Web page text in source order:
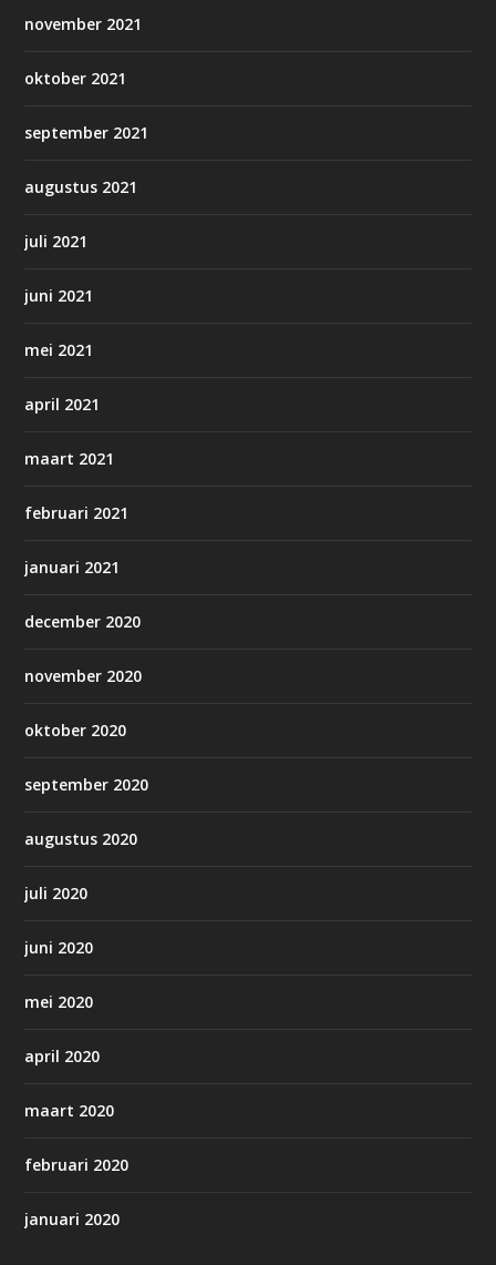
november 2021
oktober 2021
september 2021
augustus 2021
juli 2021
juni 2021
mei 2021
april 2021
maart 2021
februari 2021
januari 2021
december 2020
november 2020
oktober 2020
september 2020
augustus 2020
juli 2020
juni 2020
mei 2020
april 2020
maart 2020
februari 2020
januari 2020